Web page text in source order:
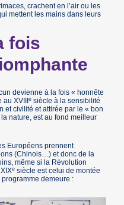
crachent en l’air ou les
mettent les mains dans leurs
fois
devienne à la fois « honnête
au XVIIIe siècle à la sensibilité
et civilité et attirée par le « bon
nature, est au fond meilleur
Européens prennent
(Chinois…) et donc de la
même si la Révolution
e siècle est celui de montée
demeure :